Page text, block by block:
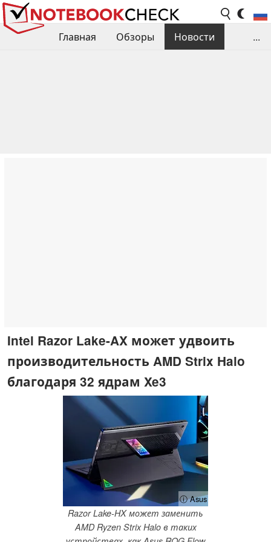
Главная Обзоры
Новости
...
Intel Razor Lake-AX может удвоить
производительность AMD Strix Halo
благодаря 32 ядрам Xe3
ⓘ Asus
Razor Lake-HX может заменить
AMD Ryzen Strix Halo в таких